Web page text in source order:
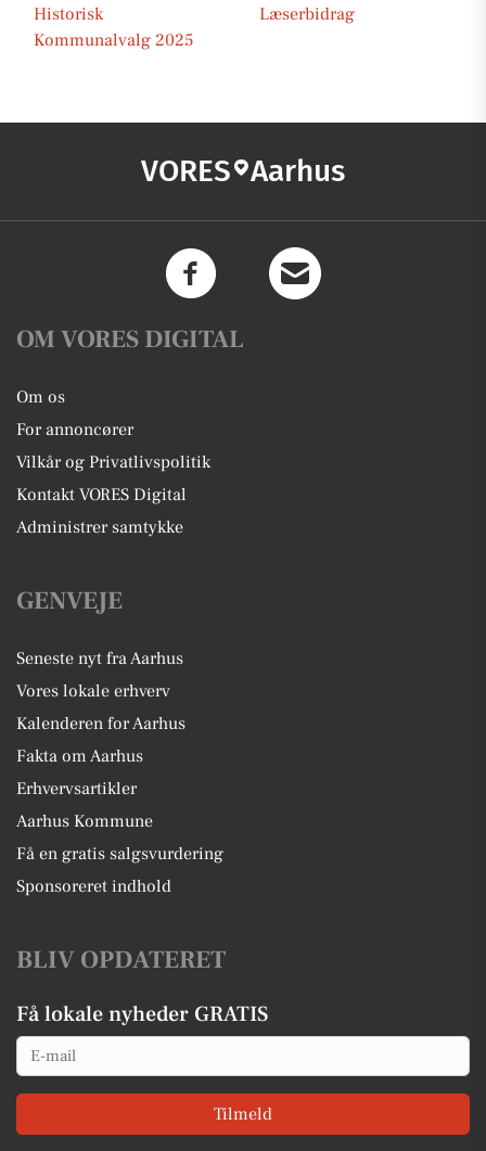
Historisk
Læserbidrag
Kommunalvalg 2025
VORES Aarhus
OM VORES DIGITAL
Om os
For annoncører
Vilkår og Privatlivspolitik
Kontakt VORES Digital
Administrer samtykke
GENVEJE
Seneste nyt fra Aarhus
Vores lokale erhverv
Kalenderen for Aarhus
Fakta om Aarhus
Erhvervsartikler
Aarhus Kommune
Få en gratis salgsvurdering
Sponsoreret indhold
BLIV OPDATERET
Få lokale nyheder GRATIS
Email
Tilmeld